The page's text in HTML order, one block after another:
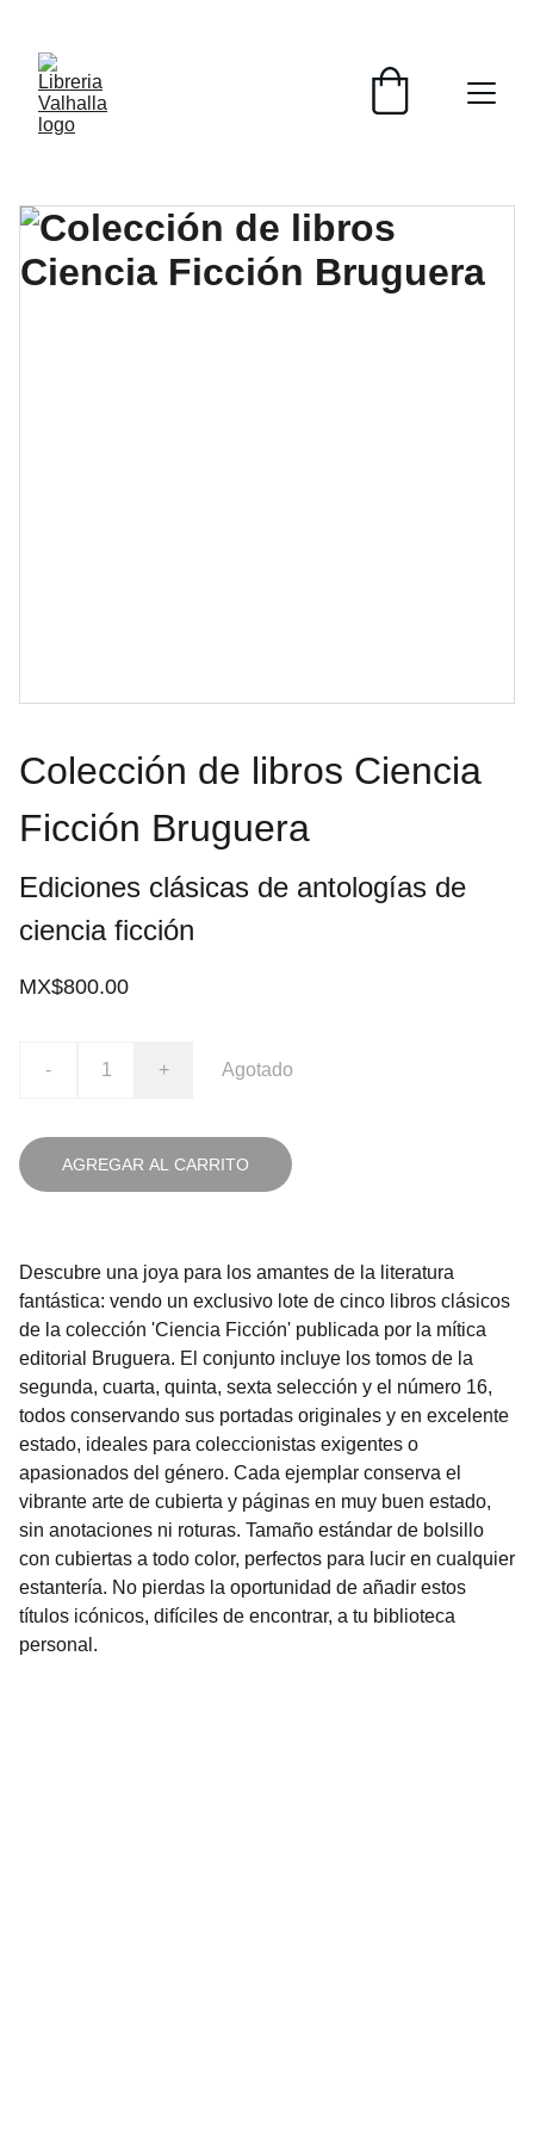
Colección de libros Ciencia
Ficción Bruguera
Ediciones clásicas de antologías de
ciencia ficción
MX$800.00
- + Agotado
AGREGAR AL CARRITO
Descubre una joya para los amantes de la literatura
fantástica: vendo un exclusivo lote de cinco libros clásicos
de la colección 'Ciencia Ficción' publicada por la mítica
editorial Bruguera. El conjunto incluye los tomos de la
segunda, cuarta, quinta, sexta selección y el número 16,
todos conservando sus portadas originales y en excelente
estado, ideales para coleccionistas exigentes o
apasionados del género. Cada ejemplar conserva el
vibrante arte de cubierta y páginas en muy buen estado,
sin anotaciones ni roturas. Tamaño estándar de bolsillo
con cubiertas a todo color, perfectos para lucir en cualquier
estantería. No pierdas la oportunidad de añadir estos
títulos icónicos, difíciles de encontrar, a tu biblioteca
personal.